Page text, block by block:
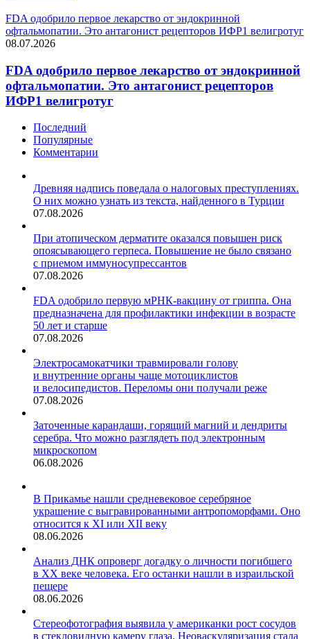
FDA одобрило первое лекарство от эндокринной
офтальмопатии. Это антагонист рецепторов ИФР1 велигротуг
08.07.2026
FDA одобрило первое лекарство от эндокринной
офтальмопатии. Это антагонист рецепторов
ИФР1 велигротуг
Последний
Популярные
Комментарии
Древняя надпись поведала о налоговых преступлениях.
О них можно узнать из текста, найденного в Турции
07.08.2026
При атопическом дерматите оказался повышен риск
опоясывающего герпеса. Повышение не было связано
с приемом иммуносупрессантов
07.08.2026
FDA одобрило первую мРНК-вакцину от гриппа. Она
предназначена для профилактики инфекции в возрасте
50 лет и старше
07.08.2026
Электросамокатчики травмировали голову
и внутренние органы чаще мотоциклистов
и велосипедистов. Переломы они получали реже
07.08.2026
Заточенные карандаши, горящий магний и дендриты
серебра. Что можно разглядеть под электронным
микроскопом
06.08.2026
В Прикамье нашли средневековое серебряное
украшение с выгравированными антропоморфами. Оно
относится к XI или XII веку
08.06.2026
Анализ ДНК опроверг догадку о личности погибшего
в XX веке человека. Его останки нашли в израильской
пещере
08.06.2026
Стереофотография выявила у американки рост сосудов
в стекловидную камеру глаза. Неоваскуляризация стала